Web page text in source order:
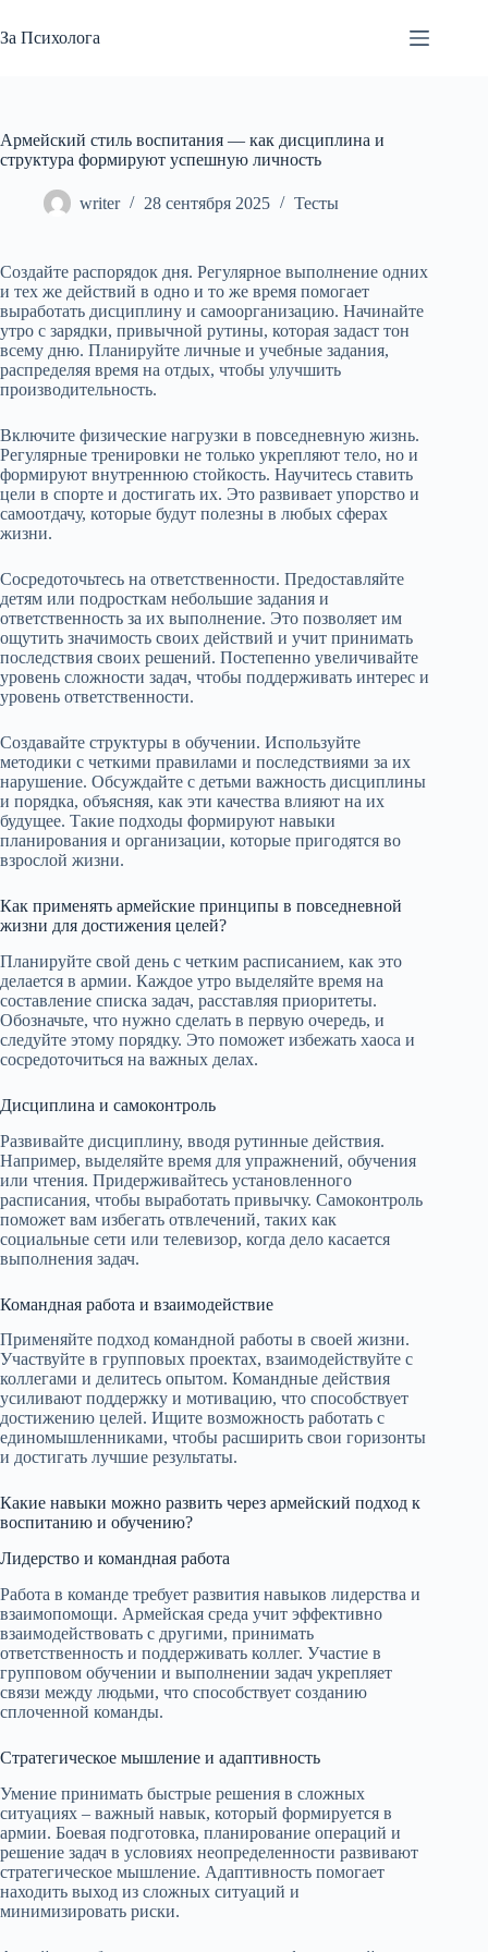
к
сути
За Психолога
Армейский стиль воспитания — как дисциплина и
структура формируют успешную личность
writer 28 сентября 2025 Тесты
Создайте распорядок дня. Регулярное выполнение одних
и тех же действий в одно и то же время помогает
выработать дисциплину и самоорганизацию. Начинайте
утро с зарядки, привычной рутины, которая задаст тон
всему дню. Планируйте личные и учебные задания,
распределяя время на отдых, чтобы улучшить
производительность.
Включите физические нагрузки в повседневную жизнь.
Регулярные тренировки не только укрепляют тело, но и
формируют внутреннюю стойкость. Научитесь ставить
цели в спорте и достигать их. Это развивает упорство и
самоотдачу, которые будут полезны в любых сферах
жизни.
Сосредоточьтесь на ответственности. Предоставляйте
детям или подросткам небольшие задания и
ответственность за их выполнение. Это позволяет им
ощутить значимость своих действий и учит принимать
последствия своих решений. Постепенно увеличивайте
уровень сложности задач, чтобы поддерживать интерес и
уровень ответственности.
Создавайте структуры в обучении. Используйте
методики с четкими правилами и последствиями за их
нарушение. Обсуждайте с детьми важность дисциплины
и порядка, объясняя, как эти качества влияют на их
будущее. Такие подходы формируют навыки
планирования и организации, которые пригодятся во
взрослой жизни.
Как применять армейские принципы в повседневной
жизни для достижения целей?
Планируйте свой день с четким расписанием, как это
делается в армии. Каждое утро выделяйте время на
составление списка задач, расставляя приоритеты.
Обозначьте, что нужно сделать в первую очередь, и
следуйте этому порядку. Это поможет избежать хаоса и
сосредоточиться на важных делах.
Дисциплина и самоконтроль
Развивайте дисциплину, вводя рутинные действия.
Например, выделяйте время для упражнений, обучения
или чтения. Придерживайтесь установленного
расписания, чтобы выработать привычку. Самоконтроль
поможет вам избегать отвлечений, таких как
социальные сети или телевизор, когда дело касается
выполнения задач.
Командная работа и взаимодействие
Применяйте подход командной работы в своей жизни.
Участвуйте в групповых проектах, взаимодействуйте с
коллегами и делитесь опытом. Командные действия
усиливают поддержку и мотивацию, что способствует
достижению целей. Ищите возможность работать с
единомышленниками, чтобы расширить свои горизонты
и достигать лучшие результаты.
Какие навыки можно развить через армейский подход к
воспитанию и обучению?
Лидерство и командная работа
Работа в команде требует развития навыков лидерства и
взаимопомощи. Армейская среда учит эффективно
взаимодействовать с другими, принимать
ответственность и поддерживать коллег. Участие в
групповом обучении и выполнении задач укрепляет
связи между людьми, что способствует созданию
сплоченной команды.
Стратегическое мышление и адаптивность
Умение принимать быстрые решения в сложных
ситуациях – важный навык, который формируется в
армии. Боевая подготовка, планирование операций и
решение задач в условиях неопределенности развивают
стратегическое мышление. Адаптивность помогает
находить выход из сложных ситуаций и
минимизировать риски.